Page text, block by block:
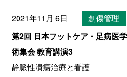
2021年11月 6日
創傷管理
第2回 日本フットケア・足病医
術集会 教育講演3
静脈性潰瘍治療と看護